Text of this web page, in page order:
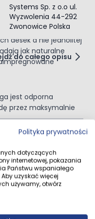
V-fuga powstaje
tak że po ich
desek a nie jednolitej
jak naturalne
jest odporna
przez maksymalnie
nadal użytkować
znajdziemy
powłokę
odporność
Systems Sp. z o.o ul.
Wyzwolenia 44-292
Zwonowice Polska
do całego opisu
25 listopada 2024
25.11.2024
remont bez
Polityka prywatności
dotyczących
internetowej, pokazania
Państwu wspaniałego
uzyskać więcej
używamy, otwórz